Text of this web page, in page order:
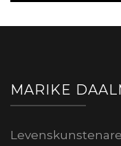
MARIKE